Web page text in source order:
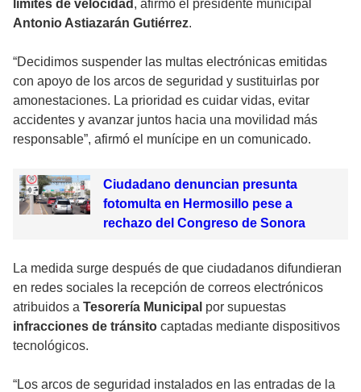
límites de velocidad , afirmó el presidente municipal
Antonio Astiazarán Gutiérrez.
“Decidimos suspender las multas electrónicas emitidas
con apoyo de los arcos de seguridad y sustituirlas por
amonestaciones. La prioridad es cuidar vidas, evitar
accidentes y avanzar juntos hacia una movilidad más
responsable”, afirmó el munícipe en un comunicado.
Ciudadano denuncian presunta
fotomulta en Hermosillo pese a
rechazo del Congreso de Sonora
La medida surge después de que ciudadanos difundieran
en redes sociales la recepción de correos electrónicos
atribuidos a Tesorería Municipal por supuestas
infracciones de tránsito captadas mediante dispositivos
tecnológicos.
“Los arcos de seguridad instalados en las entradas de la